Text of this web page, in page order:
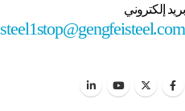
بريد إلكتروني
steel1stop@gengfeisteel.com